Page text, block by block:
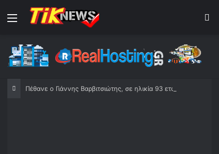
Menu